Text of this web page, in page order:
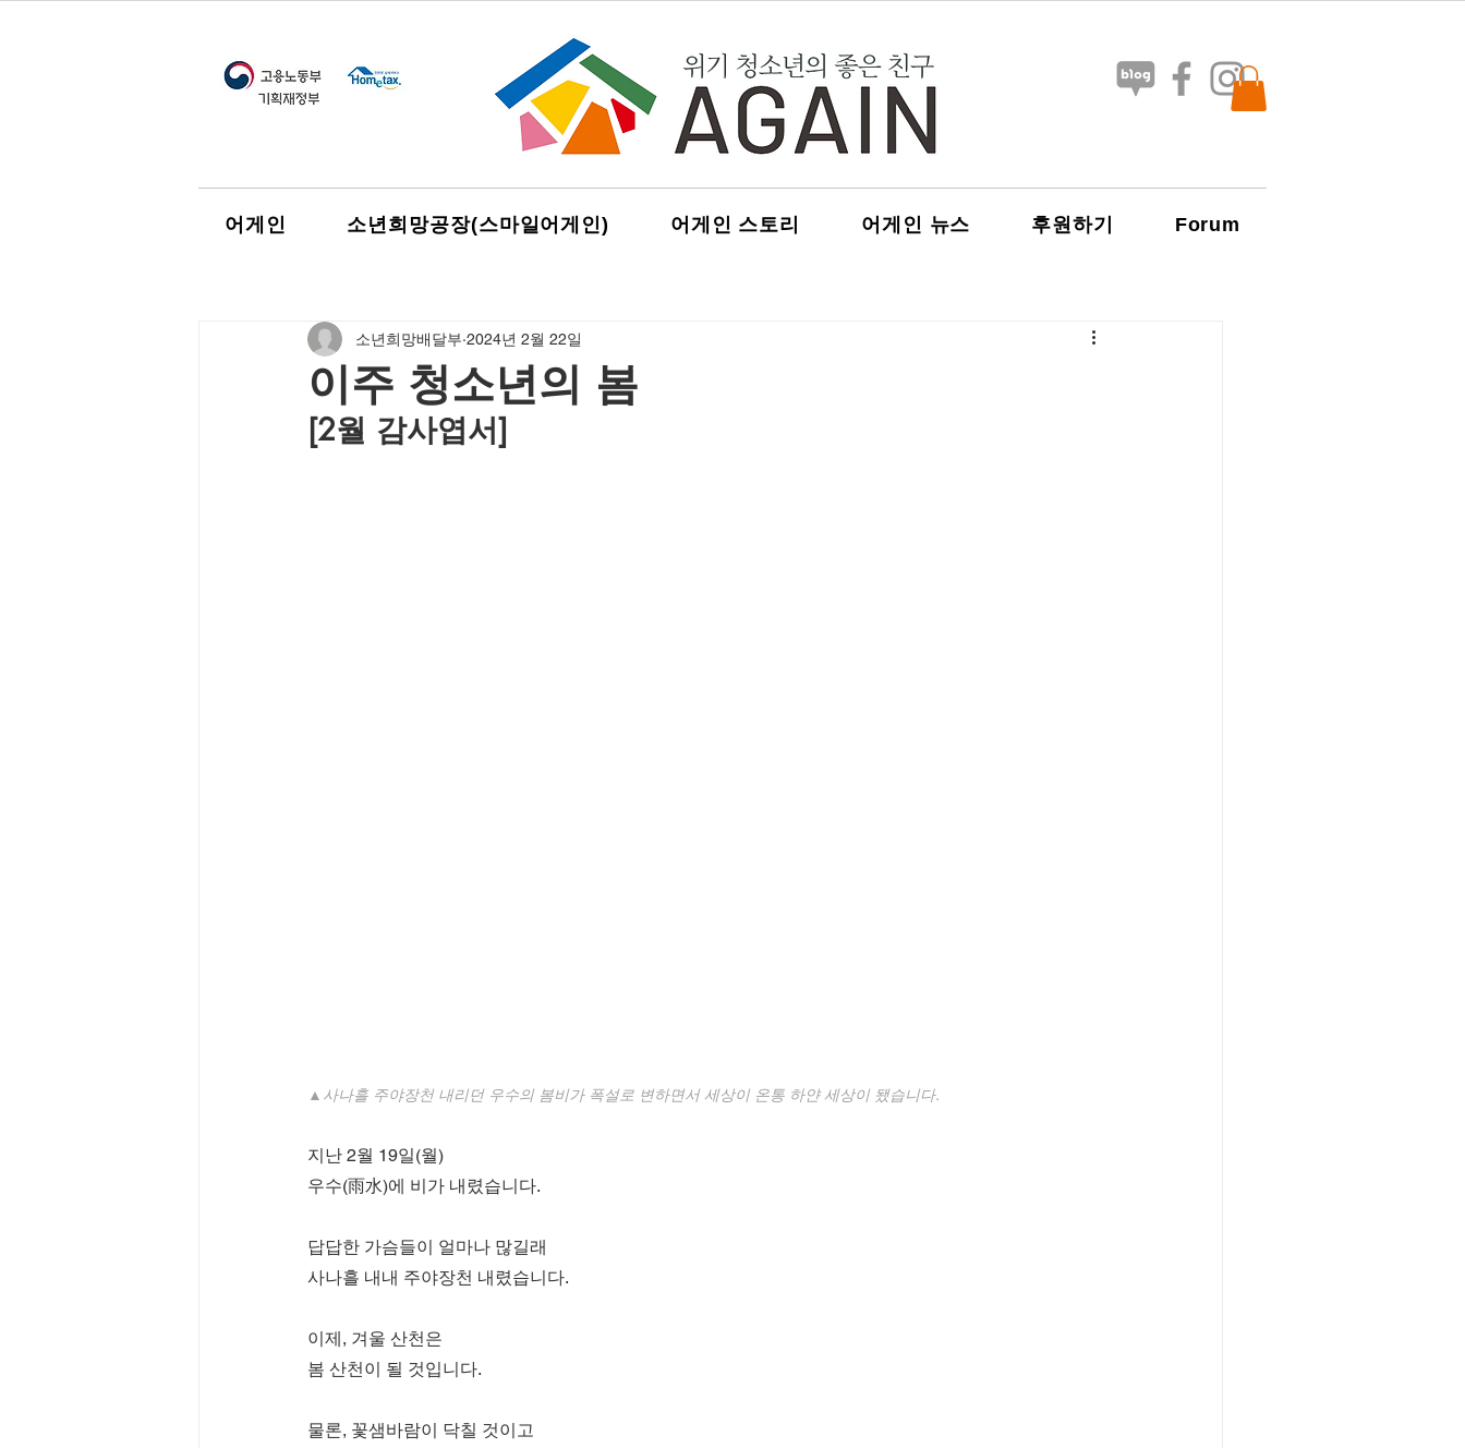
어게인 소년희망공장(스마일어게인) 어게인 스토리 어게인 뉴스 후원하기 Forum
이주 청소년의 봄
소년희망배달부 2024년 2월 22일
[2월 감사엽서]
▲사나흘 주야장천 내리던 우수의 봄비가 폭설로 변하면서 세상이 온통 하얀 세상이 됐습니다.
지난 2월 19일(월)
우수(雨水)에 비가 내렸습니다.
답답한 가슴들이 얼마나 많길래
사나흘 내내 주야장천 내렸습니다.
이제, 겨울 산천은
봄 산천이 될 것입니다.
물론, 꽃샘바람이 닥칠 것이고